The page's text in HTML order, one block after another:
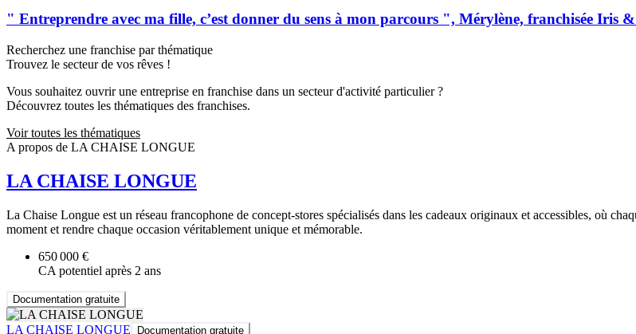
" Entreprendre avec ma fille, c’est donner du sens à mon parcours ", Mérylène, franchisée Iris
Recherchez une franchise par thématique
Trouvez le secteur de vos rêves !
Vous souhaitez ouvrir une entreprise en franchise dans un secteur d'activité particulier ?
Découvrez toutes les thématiques des franchises.
Voir toutes les thématiques
A propos de LA CHAISE LONGUE
LA CHAISE LONGUE
La Chaise Longue est un réseau francophone de concept-stores spécialisés dans les cadeaux originaux et accessibles, où
moment et rendre chaque occasion véritablement unique et mémorable.
650 000 €
CA potentiel après 2 ans
Documentation gratuite
LA CHAISE LONGUE Documentation gratuite